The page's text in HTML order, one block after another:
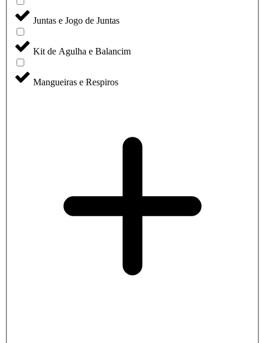
Juntas e Jogo de Juntas
Kit de Agulha e Balancim
Mangueiras e Respiros